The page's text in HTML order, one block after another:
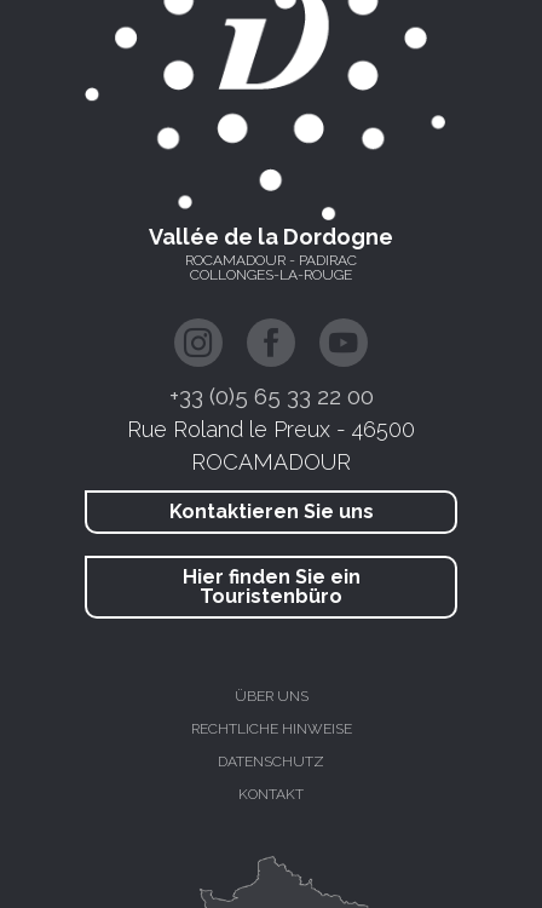
Vallée de la Dordogne
ROCAMADOUR - PADIRAC
COLLONGES-LA-ROUGE
+33 (0)5 65 33 22 00
Rue Roland le Preux - 46500
ROCAMADOUR
Kontaktieren Sie uns
Hier finden Sie ein
Touristenbüro
ÜBER UNS
RECHTLICHE HINWEISE
DATENSCHUTZ
KONTAKT